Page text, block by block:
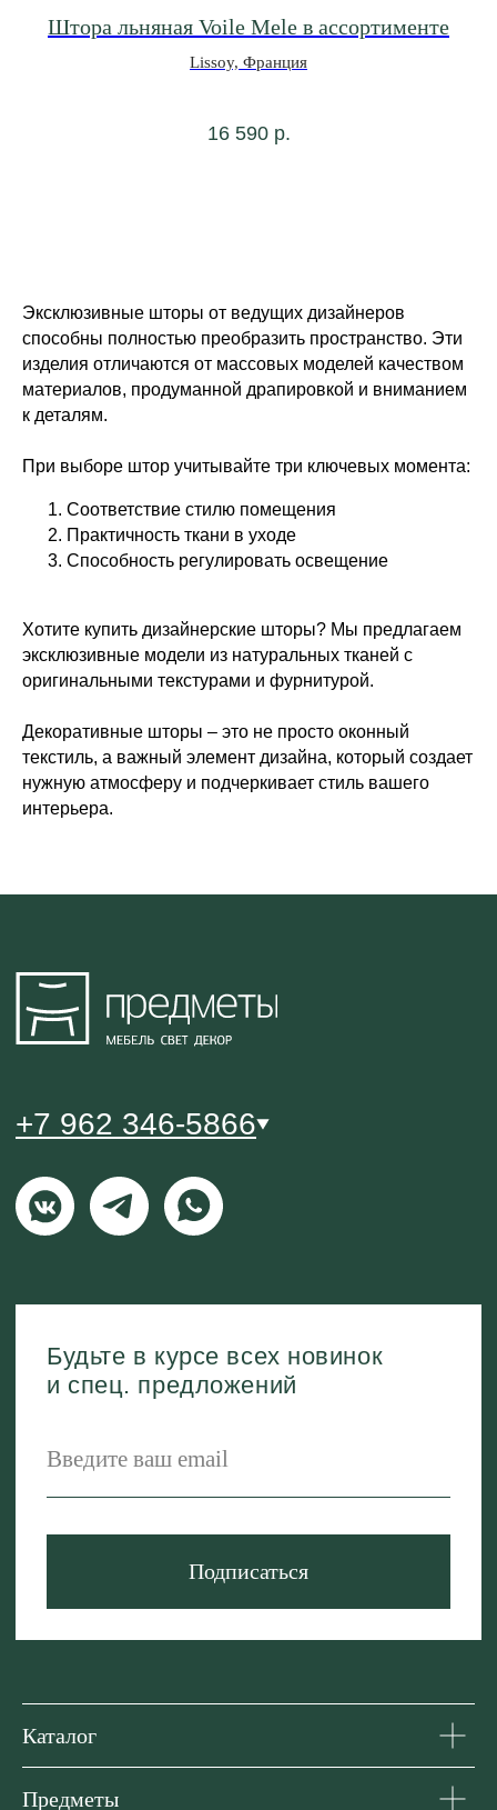
Штора льняная Voile Mele в ассортименте
Lissoy, Франция
16 590 р.
Эксклюзивные шторы от ведущих дизайнеров
способны полностью преобразить пространство. Эти
изделия отличаются от массовых моделей качеством
материалов, продуманной драпировкой и вниманием
к деталям.
При выборе штор учитывайте три ключевых момента:
Соответствие стилю помещения
Практичность ткани в уходе
Способность регулировать освещение
Хотите купить дизайнерские шторы? Мы предлагаем
эксклюзивные модели из натуральных тканей с
оригинальными текстурами и фурнитурой.
Декоративные шторы – это не просто оконный
текстиль, а важный элемент дизайна, который создает
нужную атмосферу и подчеркивает стиль вашего
интерьера.
Будьте в курсе всех новинок
и спец. предложений
Подписаться
Каталог
Предметы